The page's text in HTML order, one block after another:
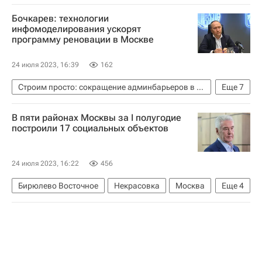
Имущество
Недвижимость
Законодательство
Бочкарев: технологии
инфомоделирования ускорят
программу реновации в Москве
24 июля 2023, 16:39 162
Еще7
Строим просто: сокращение админбарьеров в строительстве
Андрей Бочкарев
Москва
Рафик Загрутдинов
Жилье
Строительство
В пяти районах Москвы за I полугодие
построили 17 социальных объектов
24 июля 2023, 16:22 456
Еще4
Бирюлево Восточное Некрасовка
Москва
Сергей Собянин
Инфраструктура